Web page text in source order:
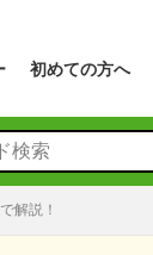
初めての方へ
解説！